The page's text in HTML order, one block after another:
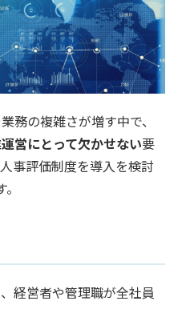
務の複雑さが増す中で、
営にとって欠かせない要
事評価制度を導入を検討
経営者や管理職が全社員